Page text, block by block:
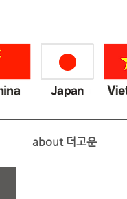
about 더고운